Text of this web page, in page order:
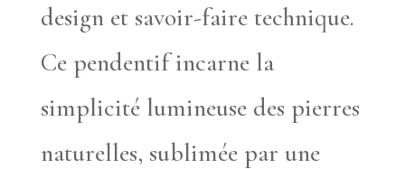
design et savoir-faire technique.
Ce pendentif incarne la
simplicité lumineuse des pierres
naturelles, sublimée par une